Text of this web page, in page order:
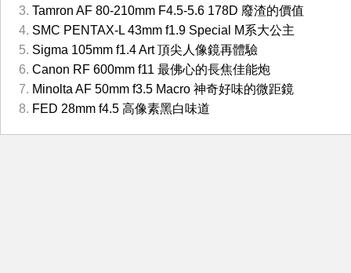
Tamron AF 80-210mm F4.5-5.6 178D 廢渣的價值
SMC PENTAX-L 43mm f1.9 Special M系大公主
Sigma 105mm f1.4 Art 頂尖人像鏡再體驗
Canon RF 600mm f11 最佛心的長焦佳能炮
Minolta AF 50mm f3.5 Macro 神奇好味的微距鏡
FED 28mm f4.5 高像素黑白味道